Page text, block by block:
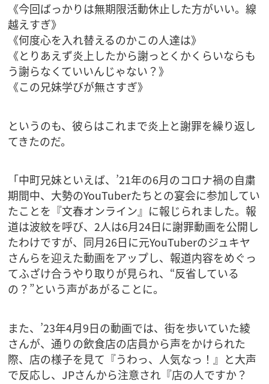
《今回ばっかりは無期限活動休止した方がいい。線
越えすぎ》
《何度心を入れ替えるのかこの人達は》
《とりあえず炎上したから謝っとくかくらいならも
う謝らなくていいんじゃない？》
《この兄妹学びが無さすぎ》
というのも、彼らはこれまで炎上と謝罪を繰り返し
てきたのだ。
「中町兄妹といえば、’21年の6月のコロナ禍の自粛
期間中、大勢のYouTuberたちとの宴会に参加してい
たことを『文春オンライン』に報じられました。報
道は波紋を呼び、2人は6月24日に謝罪動画を公開し
たわけですが、同月26日に元YouTuberのジュキヤ
さんらを迎えた動画をアップし、報道内容をめぐっ
てふざけ合うやり取りが見られ、“反省している
の？”という声があがることに。
また、’23年4月9日の動画では、街を歩いていた綾
さんが、通りの飲食店の店員から声をかけられた
際、店の様子を見て『うわっ、人気なっ！』と大声
で反応し、JPさんから注意され『店の人ですか？